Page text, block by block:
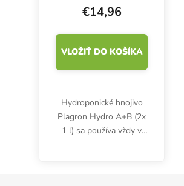
€14,96
VLOŽIŤ DO KOŠÍKA
Hydroponické hnojivo
Plagron Hydro A+B (2x
1 l) sa používa vždy v